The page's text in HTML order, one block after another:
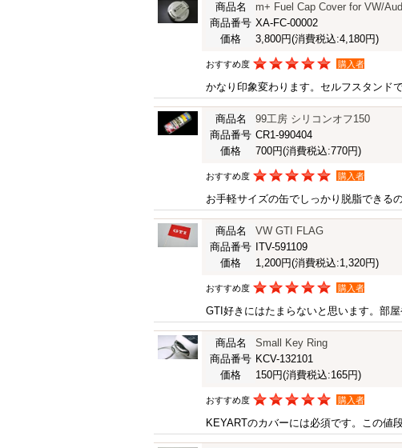
商品名
m+ Fuel Cap Cover for VW/
商品番号 XA-FC-00002
価格
3,800円(消費税込:4,180円)
おすすめ度 購入者
かなり印象変わります。セルフスタンド
商品名
99工房 シリコンオフ150
商品番号 CR1-990404
価格
700円(消費税込:770円)
おすすめ度 購入者
お手軽サイズの缶でしっかり脱脂できる
商品名
VW GTI FLAG
商品番号 ITV-591109
価格
1,200円(消費税込:1,320円)
おすすめ度 購入者
GTI好きにはたまらないと思います。部
商品名
Small Key Ring
商品番号 KCV-132101
価格
150円(消費税込:165円)
おすすめ度 購入者
KEYARTのカバーには必須です。この値